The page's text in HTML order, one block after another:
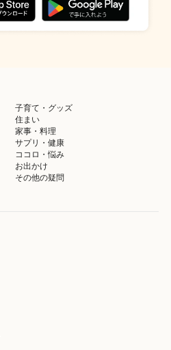
子育て・グッズ
住まい
家事・料理
サプリ・健康
ココロ・悩み
お出かけ
その他の疑問